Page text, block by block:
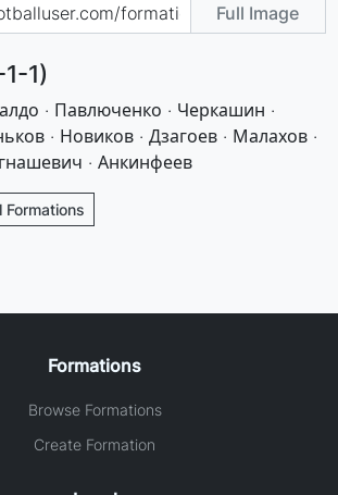
Full Image
1)
· Павлюченко · Черкашин ·
· Новиков · Дзагоев · Малахов ·
· Анкинфеев
Formations
Formations
Browse Formations
Create Formation